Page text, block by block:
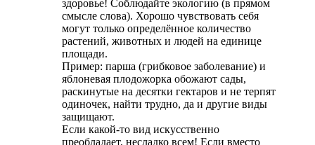
здоровье! Соблюдайте экологию (в прямом
смысле слова). Хорошо чувствовать себя
могут только определённое количество
растений, животных и людей на единице
площади.
Пример: парша (грибковое заболевание) и
яблоневая плодожорка обожают сады,
раскинутые на десятки гектаров и не терпят
одиночек, найти трудно, да и другие виды
защищают.
Если какой-то вид искусственно
преобладает, несладко всем! Если вместо